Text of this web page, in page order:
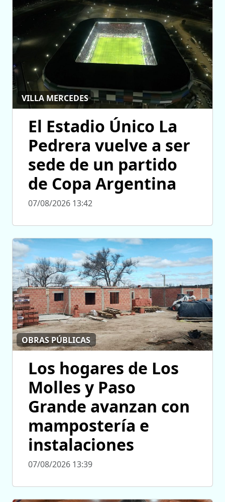
VILLA MERCEDES
El Estadio Único La
Pedrera vuelve a ser
sede de un partido
de Copa Argentina
07/08/2026 13:42
OBRAS PÚBLICAS
Los hogares de Los
Molles y Paso
Grande avanzan con
mampostería e
instalaciones
07/08/2026 13:39